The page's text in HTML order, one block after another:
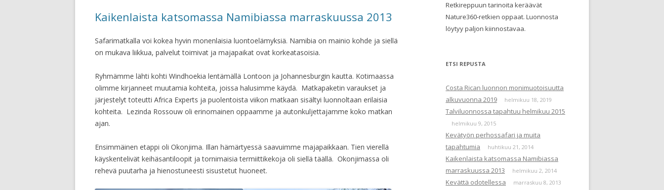
Kaikenlaista katsomassa Namibiassa marraskuussa 2013
Safarimatkalla voi kokea hyvin monenlaisia luontoelämyksiä. Namibia on mainio kohde ja siellä
on mukava liikkua, palvelut toimivat ja majapaikat ovat korkeatasoisia.
Ryhmämme lähti kohti Windhoekia lentämällä Lontoon ja Johannesburgin kautta. Kotimaassa
olimme kirjanneet muutamia kohteita, joissa halusimme käydä. Matkapaketin varaukset ja
järjestelyt toteutti Africa Experts ja puolentoista viikon matkaan sisältyi luonnoltaan erilaisia
kohteita. Lezinda Rossouw oli erinomainen oppaamme ja autonkuljettajamme koko matkan
ajan.
Ensimmäinen etappi oli Okonjima. Illan hämärtyessä saavuimme majapaikkaan. Tien vierellä
käyskentelivät keihäsantiloopit ja tornimaisia termiittikekoja oli siellä täällä. Okonjimassa oli
rehevä puutarha ja hienostuneesti sisustetut huoneet.
Retkireppuun tarinoita keräävät
Nature360-retkien oppaat. Luonnosta
löytyy paljon kiinnostavaa.
ETSI REPUSTA
Costa Rican luonnon monimuotoisuutta
alkuvuonna 2019
helmikuu 18, 2019
Talviluonnossa tapahtuu helmikuu 2015
helmikuu 9, 2015
Kevätyön perhossafari ja muita
tapahtumia
huhtikuu 21, 2014
Kaikenlaista katsomassa Namibiassa
marraskuussa 2013
helmikuu 2, 2014
Kevättä odotellessa marraskuu 8, 2013